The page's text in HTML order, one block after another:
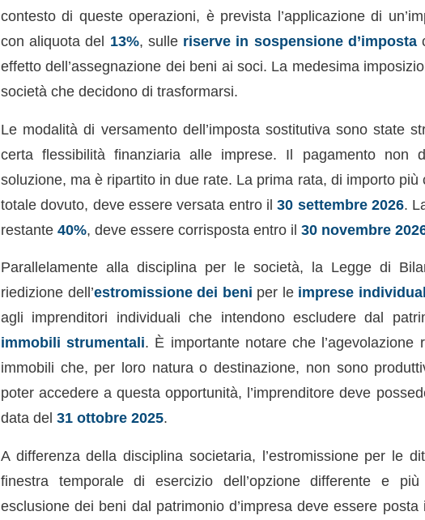
contesto di queste operazioni, è prevista l’applicazione di
con aliquota del 13%, sulle riserve in sospensione d’imposta
effetto dell’assegnazione dei beni ai soci. La medesima
società che decidono di trasformarsi.
Le modalità di versamento dell’imposta sostitutiva sono state
certa flessibilità finanziaria alle imprese. Il pagamento non
soluzione, ma è ripartito in due rate. La prima rata, di importo più
totale dovuto, deve essere versata entro il30 settembre 2026.
restante 40%, deve essere corrisposta entro il 30 novembre
Parallelamente alla disciplina per le società, la Legge di
riedizione dell’estromissione dei beni per le imprese
agli imprenditori individuali che intendono escludere dal
immobili strumentali. È importante notare che l’agevolazione
immobili che, per loro natura o destinazione, non sono
poter accedere a questa opportunità, l’imprenditore deve
data del 31 ottobre 2025.
A differenza della disciplina societaria, l’estromissione per le
finestra temporale di esercizio dell’opzione differente e più
esclusione dei beni dal patrimonio d’impresa deve essere